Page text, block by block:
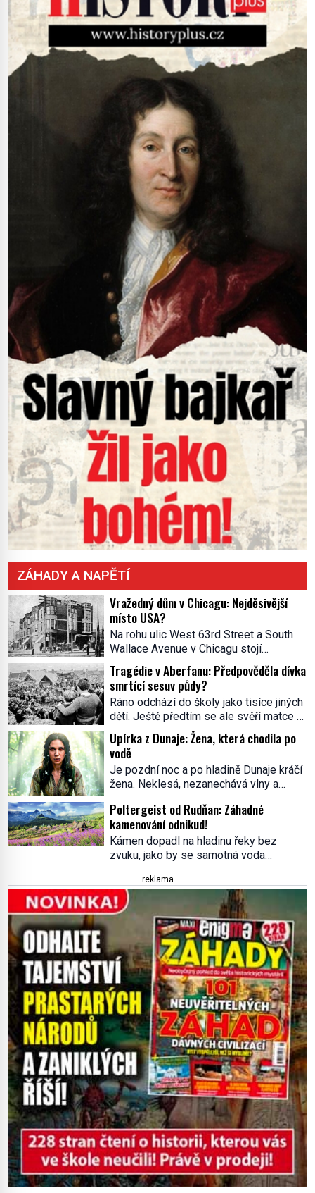
(1927–2005), který během vlastní
svatby přijde […]
ZÁHADY A NAPĚTÍ
Vražedný dům v Chicagu: Nejděsivější
místo USA?
Na rohu ulic West 63rd Street a South
Wallace Avenue v Chicagu stojí
nenápadná pošta. Nemá žádný speciální
nápis ani pamětní desku. A přesto prý
místní zaměstnanci neradi chodí do
sklepa. Právě tady totiž sídlil sériový
vrah H. H. Holmes a také
nejpropracovanější past na lidi
v dějinách americké kriminalistiky.
Herman Webster Mudgett (1861–1896)
přijíždí […]
Tragédie v Aberfanu: Předpověděla dívka
smrtící sesuv půdy?
Ráno odchází do školy jako tisíce jiných
dětí. Ještě předtím se ale svěří matce s
podivným snem. Ve škole, kterou dobře
zná, tentokrát nevidí budovu ani
spolužáky. Místo nich se před ní tyčí
cosi temného. O několik hodin později je
mrtvá. Mohla devítiletá Zahlédla vlastní
vesnice Aberfan […]
Upírka z Dunaje: Žena, která chodila po
vodě
Je pozdní noc a po hladině Dunaje kráčí
žena. Neklesá, nezanechává vlny a
pod ní byla dlažbou. Muž, který ji z
břehu pozoruje, ji údajně poznává, jenže
Ruža Vlajna má být v tu chvíli mrtvá celé
století. Vesnice Kisiljevo v
nevyřízené účty. […]
Poltergeist od Rudňan: Záhadné
kamenování odnikud!
Kámen dopadl na hladinu řeky bez
zvuku, jako by se samotná voda
bolestně strhl ruku, ale další úder ho
zasáhl dříve, než si vůbec uvědomil
pohyb: tiše, nelidsky přesně. „Odkud…?“
zachrčel starší student, ale v houštině
na břehu nebyl nikdo, kdo by po nich
mohl cokoliv házet. A když se […]
reklama